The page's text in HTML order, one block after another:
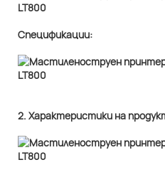
Спецификации:
2. Характеристики на